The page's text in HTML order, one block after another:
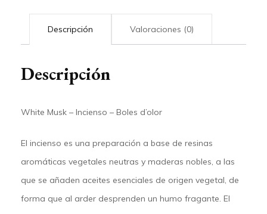
Descripción Valoraciones (0)
Descripción
White Musk – Incienso – Boles d’olor
El incienso es una preparación a base de resinas
aromáticas vegetales neutras y maderas nobles, a las
que se añaden aceites esenciales de origen vegetal, de
forma que al arder desprenden un humo fragante. El